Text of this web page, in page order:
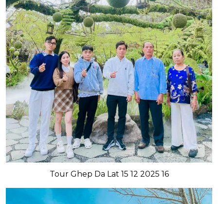
Tour Ghep Da Lat 15 12 2025 16